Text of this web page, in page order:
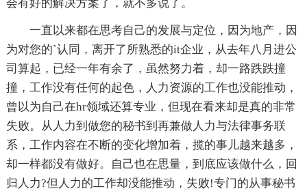
会有好的解决方案了，就不多说了。
一直以来都在思考自己的发展与定位，因为地产，因
为对您的`认同，离开了所熟悉的it企业，从去年八月进公
司算起，已经一年有余了，虽然努力着，却一路跌跌撞
撞，工作没有任何的起色，人力资源的工作也没能推动，
曾以为自己在hr领域还算专业，但现在看来却是真的非常
失败。从人力到做您的秘书到再兼做人力与法律事务联
系，工作内容在不断的变化增加着，揽的事儿越来越多，
却一样都没有做好。自己也在思量，到底应该做什么，回
归人力?但人力的工作却没能推动，失败!专门的从事秘书